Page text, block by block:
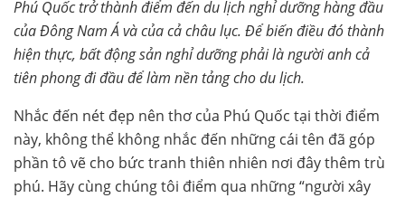
Phú Quốc trở thành điểm đến du lịch nghỉ dưỡng hàng đầu
của Đông Nam Á và của cả châu lục. Để biến điều đó thành
hiện thực, bất động sản nghỉ dưỡng phải là người anh cả
tiên phong đi đầu để làm nền tảng cho du lịch.
Nhắc đến nét đẹp nên thơ của Phú Quốc tại thời điểm
này, không thể không nhắc đến những cái tên đã góp
phần tô vẽ cho bức tranh thiên nhiên nơi đây thêm trù
phú. Hãy cùng chúng tôi điểm qua những “người xây